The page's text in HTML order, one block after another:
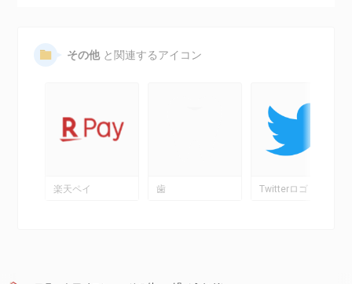
その他 と関連するアイコン
楽天ペイ 歯 Twitterロゴ